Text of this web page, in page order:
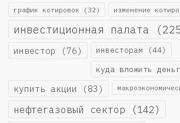
график котировок (32) изменение
инвестиционная палата
инвестор (76) инвесторам (44)
куда вложить
купить акции (83)
нефтегазовый сектор (142)